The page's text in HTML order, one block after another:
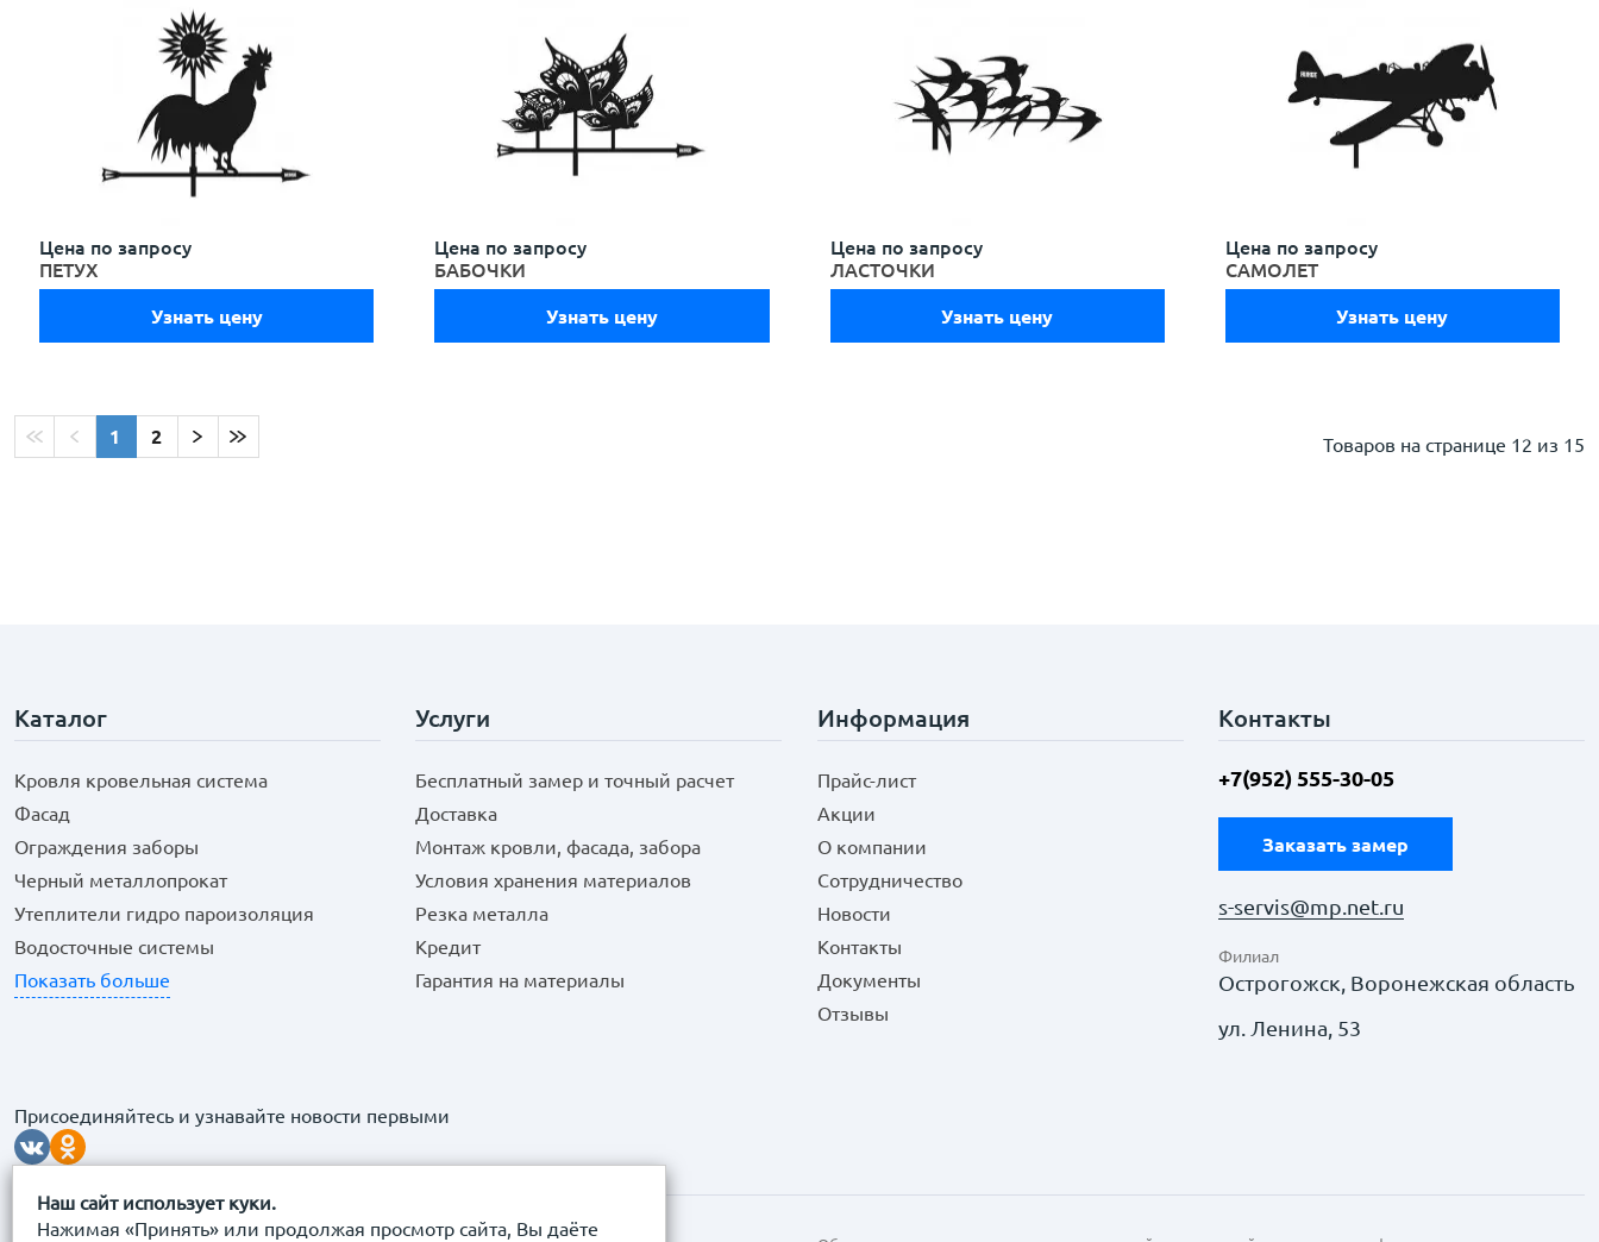
Наш сайт использует куки.
Нажимая «Принять» или продолжая просмотр сайта, Вы даёте
Цена по запросу
ПЕТУХ
Узнать цену
Цена по запросу
БАБОЧКИ
Узнать цену
Цена по запросу
ЛАСТОЧКИ
Узнать цену
Цена по запросу
САМОЛЕТ
Узнать цену
1 2 Товаров на странице 12 из 15
Каталог
Кровля кровельная система
Фасад
Ограждения заборы
Черный металлопрокат
Утеплители гидро пароизоляция
Водосточные системы
Показать больше
Услуги
Бесплатный замер и точный расчет
Доставка
Монтаж кровли, фасада, забора
Условия хранения материалов
Резка металла
Кредит
Гарантия на материалы
Информация
Прайс-лист
Акции
О компании
Сотрудничество
Новости
Контакты
Документы
Отзывы
Контакты
+7(952) 555-30-05
Заказать замер
s-servis@mp.net.ru
Филиал
Острогожск, Воронежская область
ул. Ленина, 53
Присоединяйтесь и узнавайте новости первыми